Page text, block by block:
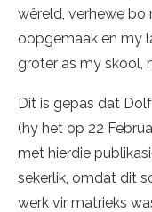
wêreld, verhewe bo
oopgemaak en my
groter as my skool,
Dit is gepas dat
(hy het op 22
met hierdie
sekerlik, omdat dit
werk vir matrieks